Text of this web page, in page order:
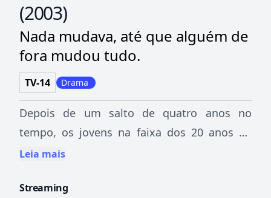
(2003)
Nada mudava, até que alguém de
fora mudou tudo.
TV-14 Drama
Depois de um salto de quatro anos no
tempo, os jovens na faixa dos 20 anos de
Tree Hill se deparam com mais perguntas do
seus sonhos vivos e suas amizades intactas.
Leia mais
Streaming